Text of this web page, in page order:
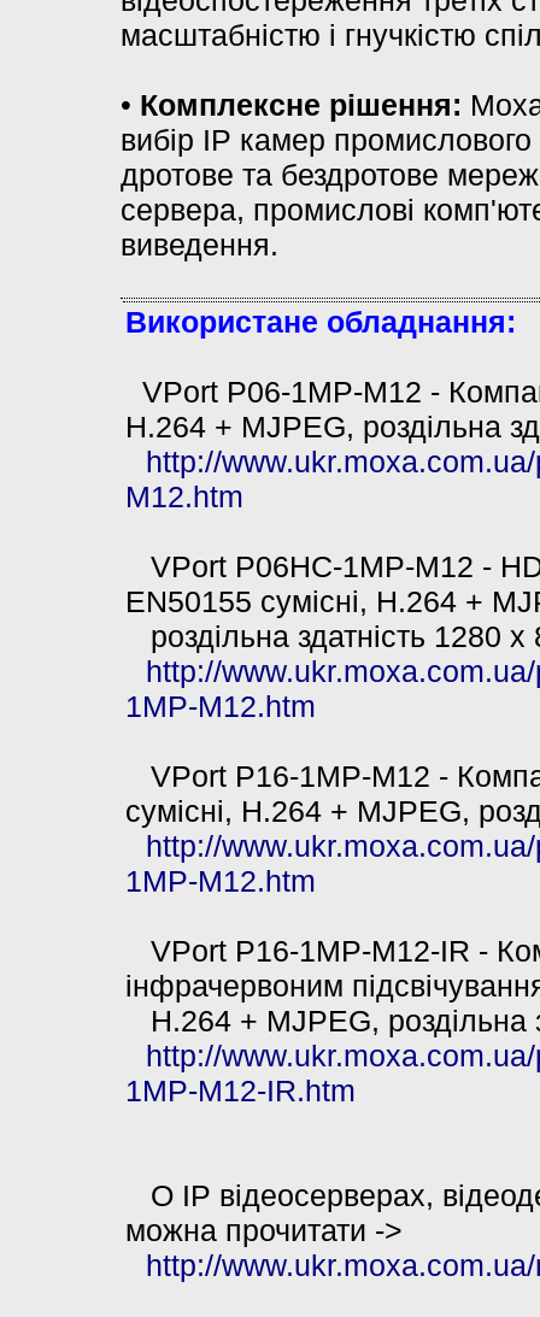
масштабністю і гнучкістю
• Комплексне рішення:
вибір IP камер
дротове та бездротове
сервера, промислові
виведення.
Використане обладнання:
VPort P06-1MP-M12 -
H.264 + MJPEG, роздільна
http://
M12.htm
VPort P06HC-1MP-M12 -
EN50155 сумісні, H.264 +
роздільна здатність 1280
http://
1MP-M12.htm
VPort P16-1MP-M12 -
сумісні, H.264 + MJPEG,
http://
1MP-M12.htm
VPort P16-1MP-M12-IR -
інфрачервоним
H.264 + MJPEG, роздільна
http://
1MP-M12-IR.htm
О IP відеосерверах,
можна прочитати ->
http://